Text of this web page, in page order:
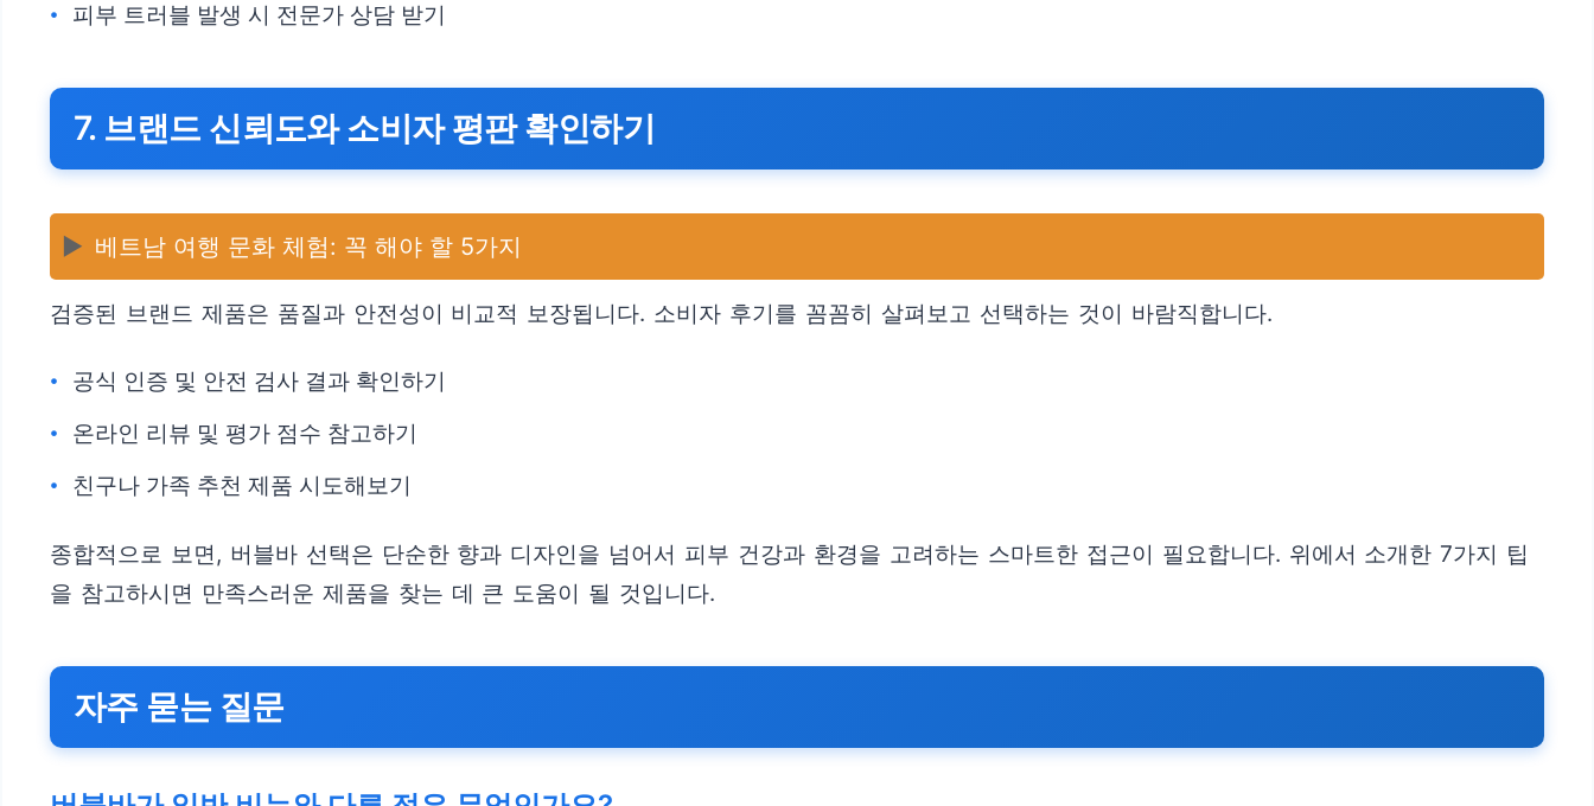
피부 트러블 발생 시 전문가 상담 받기
7. 브랜드 신뢰도와 소비자 평판 확인하기
▶️ 베트남 여행 문화 체험: 꼭 해야 할 5가지
검증된 브랜드 제품은 품질과 안전성이 비교적 보장됩니다. 소비자 후기를 꼼꼼히 살펴보고 선택하는 것이 바람직합니다.
공식 인증 및 안전 검사 결과 확인하기
온라인 리뷰 및 평가 점수 참고하기
친구나 가족 추천 제품 시도해보기
종합적으로 보면, 버블바 선택은 단순한 향과 디자인을 넘어서 피부 건강과 환경을 고려하는 스마트한 접근이 필요합니다. 위에서 소개한 7가지 팁
을 참고하시면 만족스러운 제품을 찾는 데 큰 도움이 될 것입니다.
자주 묻는 질문